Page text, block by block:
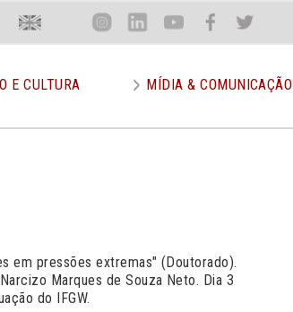
MenuEn Inst Lin You Face Twit
E CULTURA MÍDIA & COMUNICAÇÃO
em pressões extremas" (Doutorado).
Marques de Souza Neto. Dia 3
do IFGW.